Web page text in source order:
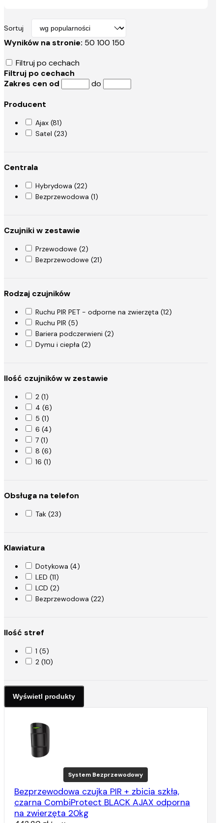
Sortuj
Wyników na stronie: 50 100 150
Filtruj po cechach
Filtruj po cechach
Zakres cen od
do
Producent
Ajax (81)
Satel (23)
Centrala
Hybrydowa (22)
Bezprzewodowa (1)
Czujniki w zestawie
Przewodowe (2)
Bezprzewodowe (21)
Rodzaj czujników
Ruchu PIR PET - odporne na zwierzęta (12)
Ruchu PIR (5)
Bariera podczerwieni (2)
Dymu i ciepła (2)
Ilość czujników w zestawie
2 (1)
4 (6)
5 (1)
6 (4)
7 (1)
8 (6)
16 (1)
Obsługa na telefon
Tak (23)
Klawiatura
Dotykowa (4)
LED (11)
LCD (2)
Bezprzewodowa (22)
Ilość stref
1 (5)
2 (10)
System Bezprzewodowy
Bezprzewodowa czujka PIR + zbicia szkła,
czarna CombiProtect BLACK AJAX odporna
na zwierzęta 20kg